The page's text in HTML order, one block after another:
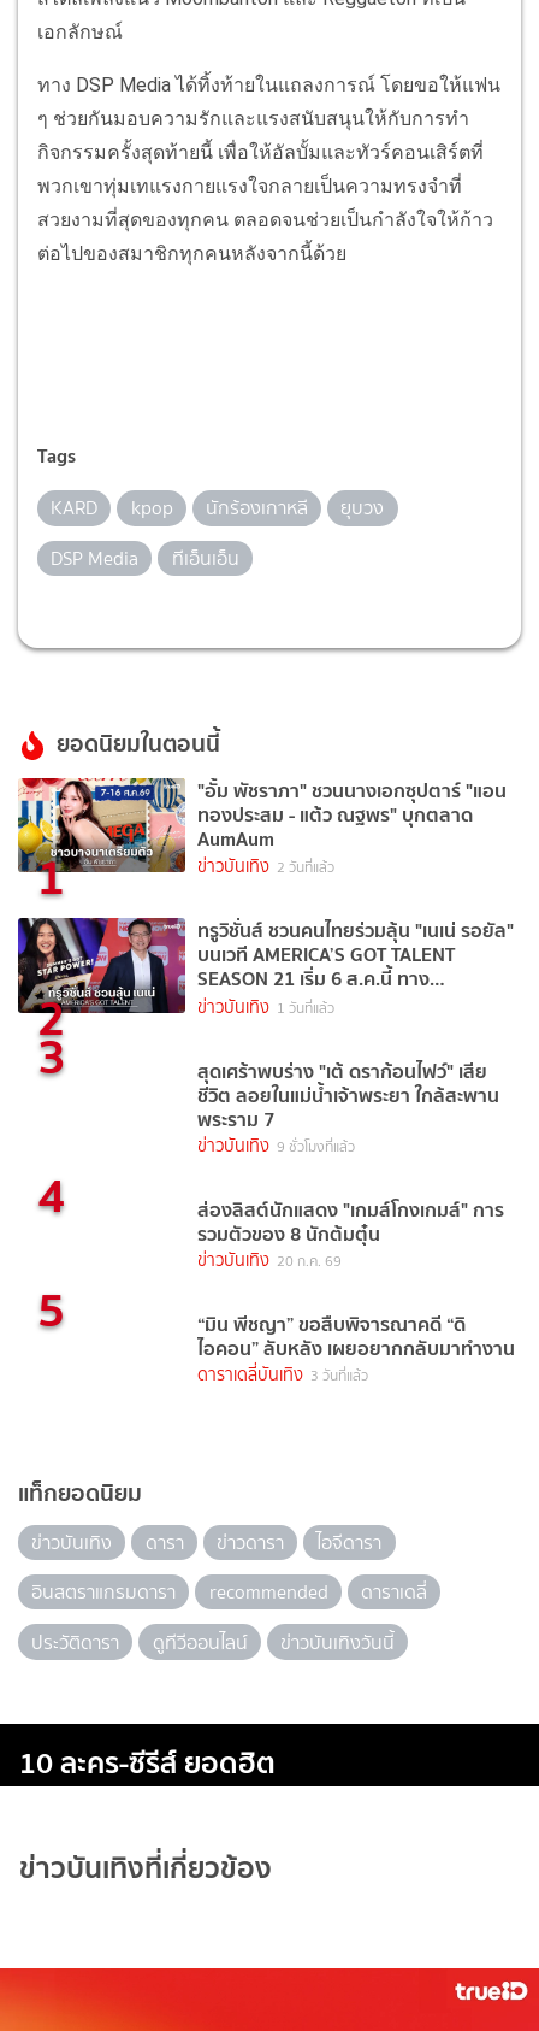
เอกลักษณ์
ทาง DSP Media ได้ทิ้งท้ายในแถลงการณ์ โดยขอให้แฟน
ๆ ช่วยกันมอบความรักและแรงสนับสนุนให้กับการทำ
กิจกรรมครั้งสุดท้ายนี้ เพื่อให้อัลบั้มและทัวร์คอนเสิร์ตที่
พวกเขาทุ่มเทแรงกายแรงใจกลายเป็นความทรงจำที่
สวยงามที่สุดของทุกคน ตลอดจนช่วยเป็นกำลังใจให้ก้าว
ต่อไปของสมาชิกทุกคนหลังจากนี้ด้วย
Tags
KARD kpop นักร้องเกาหลี
ยุบวง
DSP Media
ทีเอ็นเอ็น
ยอดนิยมในตอนนี้
1
"อั้ม พัชราภา" ชวนนางเอกซุปตาร์ "แอน
ทองประสม - แต้ว ณฐพร" บุกตลาด
AumAum
ข่าวบันเทิง 2 วันที่แล้ว
2
ทรูวิชั่นส์ ชวนคนไทยร่วมลุ้น "เนเน่ รอยัล"
บนเวที AMERICA’S GOT TALENT
SEASON 21 เริ่ม 6 ส.ค.นี้ ทาง
TrueVisions NOW
ข่าวบันเทิง 1 วันที่แล้ว
3 สุดเศร้าพบร่าง "เต้ ดราก้อนไฟว์" เสีย
ชีวิต ลอยในแม่น้ำเจ้าพระยา ใกล้สะพาน
พระราม 7
ข่าวบันเทิง 9 ชั่วโมงที่แล้ว
4 ส่องลิสต์นักแสดง "เกมส์โกงเกมส์" การ
รวมตัวของ 8 นักต้มตุ๋น
ข่าวบันเทิง 20 ก.ค. 69
5 “มิน พีชญา” ขอสืบพิจารณาคดี “ดิ
ไอคอน” ลับหลัง เผยอยากกลับมาทำงาน
ดาราเดลี่บันเทิง 3 วันที่แล้ว
แท็กยอดนิยม
ข่าวบันเทิง ดารา ข่าวดารา
ไอจีดารา
อินสตราแกรมดารา
recommended
ดาราเดลี่
ประวัติดารา
ดูทีวีออนไลน์ ข่าวบันเทิงวันนี้
10 ละคร-ซีรีส์ ยอดฮิต
ข่าวบันเทิงที่เกี่ยวข้อง